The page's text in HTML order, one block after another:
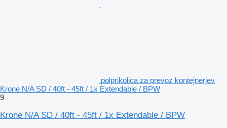
polprikolica za prevoz kontejnerjev
Krone N/A SD / 40ft - 45ft / 1x Extendable / BPW
9
Krone N/A SD / 40ft - 45ft / 1x Extendable / BPW